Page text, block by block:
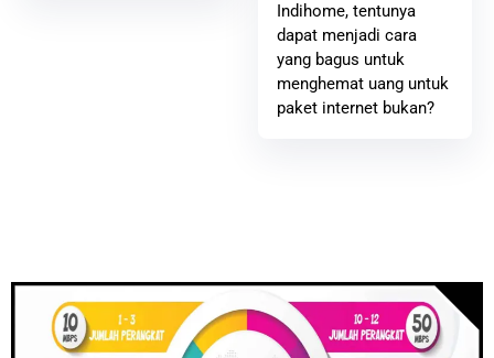
Indihome, tentunya
dapat menjadi cara
yang bagus untuk
menghemat uang untuk
paket internet bukan?